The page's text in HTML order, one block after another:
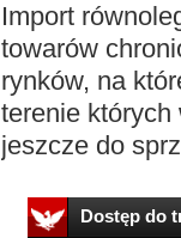
Import
towarów
rynków, na
terenie których
jeszcze do
Dostęp do